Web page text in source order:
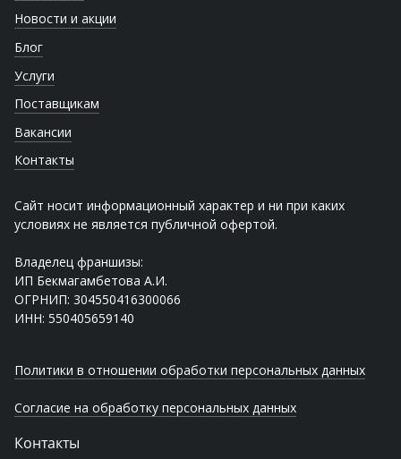
Новости и акции
Блог
Услуги
Поставщикам
Вакансии
Контакты
Сайт носит информационный характер и ни при каких
условиях не является публичной офертой.
Владелец франшизы:
ИП Бекмагамбетова А.И.
ОГРНИП: 304550416300066
ИНН: 550405659140
Политики в отношении обработки персональных данных
Согласие на обработку персональных данных
Контакты